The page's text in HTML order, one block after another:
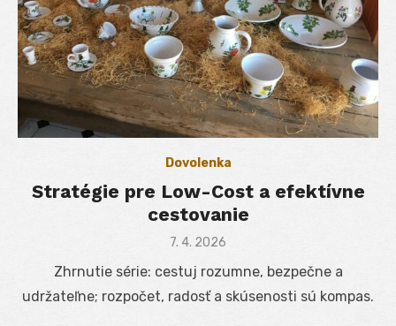
Dovolenka
Stratégie pre Low-Cost a efektívne
cestovanie
Posted
7. 4. 2026
Zhrnutie série: cestuj rozumne, bezpečne a
udržateľne; rozpočet, radosť a skúsenosti sú kompas.